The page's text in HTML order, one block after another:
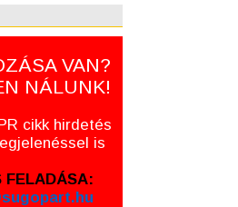
VAN?
NÁLUNK!
cikk hirdetés
is
FELADÁSA: